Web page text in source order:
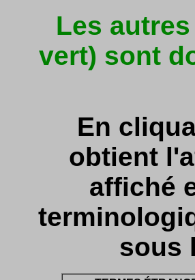
Les
vert) sont
En
obtient
affiché
sous